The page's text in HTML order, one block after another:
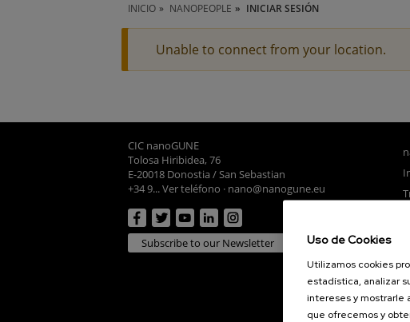
INICIO NANOPEOPLE INICIAR SESIÓN
Unable to connect from your location.
CIC nanoGUNE
Tolosa Hiribidea, 76
E-20018 Donostia / San Sebastian
+34 9... Ver teléfono · nano@nanogune.eu
Subscribe to our Newsletter Uso de Cookies
Utilizamos cookies
estadística, analizar
intereses y mostrarle
que ofrecemos y